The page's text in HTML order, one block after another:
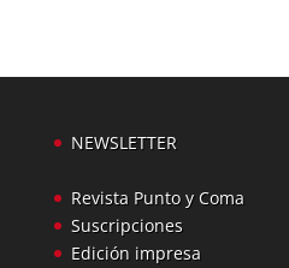
NEWSLETTER
Revista Punto y Coma
Suscripciones
Edición impresa